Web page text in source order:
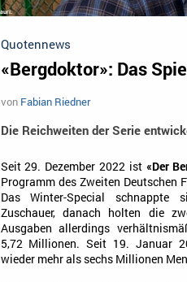
Quotennews
«Bergdoktor»: Das
von Fabian Riedner
Die Reichweiten der Serie
Seit 29. Dezember 2022 ist «Der
Programm des Zweiten Deutschen
Das Winter-Special schnappte
Zuschauer, danach holten die
Ausgaben allerdings
5,72 Millionen. Seit 19. Januar
wieder mehr als sechs Millionen